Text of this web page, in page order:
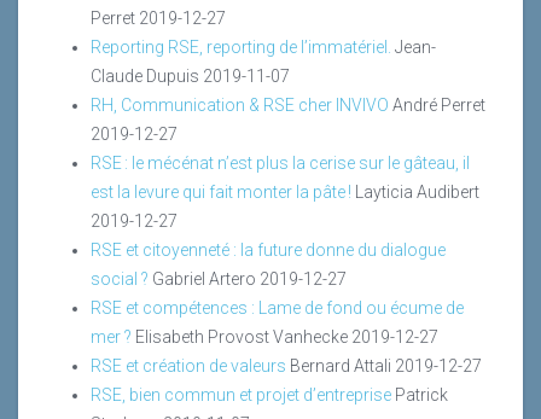
Perret 2019-12-27
Reporting RSE, reporting de l’immatériel. Jean-
Claude Dupuis 2019-11-07
RH, Communication & RSE cher INVIVO André Perret
2019-12-27
RSE : le mécénat n’est plus la cerise sur le gâteau, il
est la levure qui fait monter la pâte ! Layticia Audibert
2019-12-27
RSE et citoyenneté : la future donne du dialogue
social ? Gabriel Artero 2019-12-27
RSE et compétences : Lame de fond ou écume de
mer ? Elisabeth Provost Vanhecke 2019-12-27
RSE et création de valeurs Bernard Attali 2019-12-27
RSE, bien commun et projet d’entreprise Patrick